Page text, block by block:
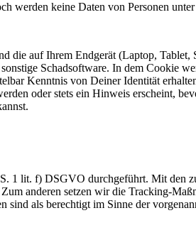
werden keine Daten von Personen unter
die auf Ihrem Endgerät (Laptop, Tablet,
Schadsoftware. In dem Cookie
Kenntnis von Deiner Identität
oder stets ein Hinweis erscheint,
1 lit. f) DSGVO durchgeführt. Mit den
anderen setzen wir die Tracking-
sind als berechtigt im Sinne der